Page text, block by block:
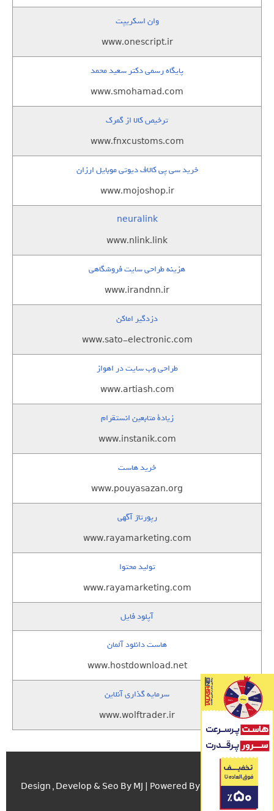
وان اسکریپت
www.onescript.ir
پایگاه رسمی دکتر سعید محمد
www.smohamad.com
ترخیص کالا از گمرک
www.fnxcustoms.com
خرید سی پی کالاف دیوتی موبایل ارزان
www.mojoshop.ir
neuralink
www.nlink.link
هزینه طراحی سایت فروشگاهی
www.irandnn.ir
دزدگیر اماکن
www.sato-electronic.com
طراحی وب سایت در اهواز
www.artiash.com
زيادة متابعين انستقرام
www.instanik.com
خرید هاست
www.pouyasazan.org
رپورتاژ آگهی
www.rayamarketing.com
تولید محتوا
www.rayamarketing.com
آپلود فایل
هاست دانلود آلمان
www.hostdownload.net
سرمایه گذاری آنلاین
www.wolftrader.ir
Design , Develop & Seo By MJ | Powered By اسکریپت.com